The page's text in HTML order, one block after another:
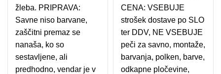
žleba. PRIPRAVA:
Savne niso barvane,
zaščitni premaz se
nanaša, ko so
sestavljene, ali
predhodno, vendar je v
CENA: VSEBUJE
strošek dostave po SLO
ter DDV, NE VSEBUJE
peči za savno, montaže,
barvanja, polken, barve,
odkapne pločevine,